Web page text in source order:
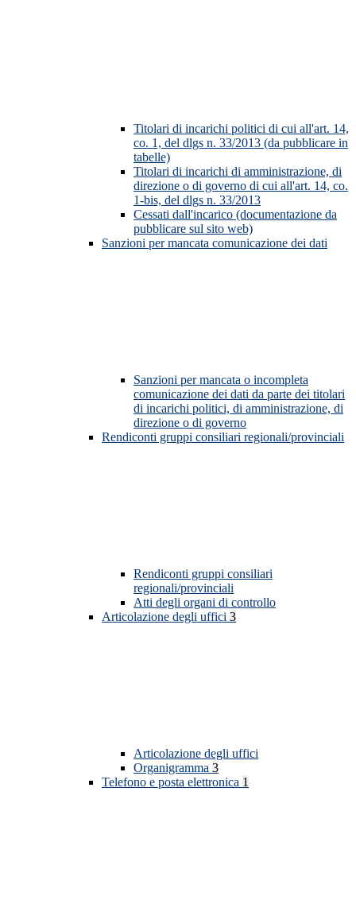
Titolari di incarichi politici di cui all'art. 14,
co. 1, del dlgs n. 33/2013 (da pubblicare in
tabelle)
Titolari di incarichi di amministrazione, di
direzione o di governo di cui all'art. 14, co.
1-bis, del dlgs n. 33/2013
Cessati dall'incarico (documentazione da
pubblicare sul sito web)
Sanzioni per mancata comunicazione dei dati
Sanzioni per mancata o incompleta
comunicazione dei dati da parte dei titolari
di incarichi politici, di amministrazione, di
direzione o di governo
Rendiconti gruppi consiliari regionali/provinciali
Rendiconti gruppi consiliari
regionali/provinciali
Atti degli organi di controllo
Articolazione degli uffici 3
Articolazione degli uffici
Organigramma 3
Telefono e posta elettronica 1